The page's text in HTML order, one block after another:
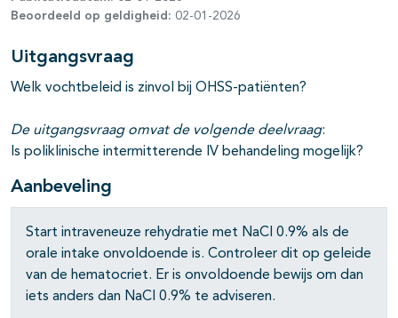
Beoordeeld op geldigheid: 02-01-2026
Uitgangsvraag
Welk vochtbeleid is zinvol bij OHSS-patiënten?
De uitgangsvraag omvat de volgende deelvraag:
Is poliklinische intermitterende IV behandeling mogelijk?
Aanbeveling
Start intraveneuze rehydratie met NaCl 0.9% als de
orale intake onvoldoende is. Controleer dit op geleide
van de hematocriet. Er is onvoldoende bewijs om dan
iets anders dan NaCl 0.9% te adviseren.